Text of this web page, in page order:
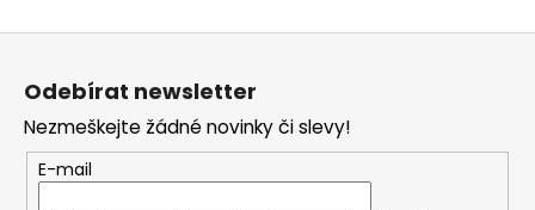
Odebírat newsletter
Nezmeškejte žádné novinky či slevy!
E-mail